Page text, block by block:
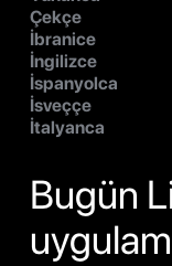
Çekçe
İbranice
İngilizce
İspanyolca
İsveççe
İtalyanca
Bugün